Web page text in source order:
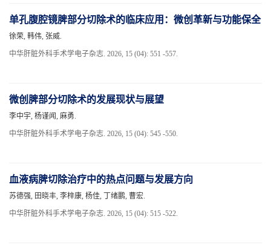
单孔腹腔镜脾部分切除术的临床应用：微创革新与功能保全
徐荣, 韩伟, 张威.
中华肝脏外科手术学电子杂志. 2026, 15 (04): 551 -557.
微创脾部分切除术的发展现状与展望
李中宇, 杨谨闻, 麻勇.
中华肝脏外科手术学电子杂志. 2026, 15 (04): 545 -550.
血液病脾切除治疗中的热点问题与发展方向
苏德强, 田晓丰, 李梓康, 杨佳, 丁绪鹏, 曹宏.
中华肝脏外科手术学电子杂志. 2026, 15 (04): 515 -522.